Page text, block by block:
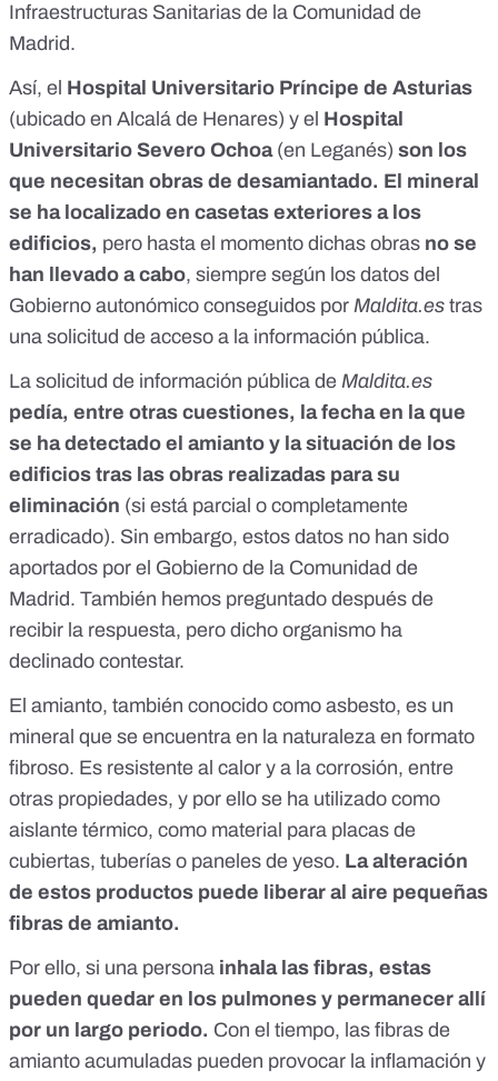
Infraestructuras Sanitarias de la Comunidad de
Madrid.
Así, el Hospital Universitario Príncipe de Asturias
(ubicado en Alcalá de Henares) y el Hospital
Universitario Severo Ochoa(en Leganés) son los
que necesitan obras de desamiantado. El mineral
se ha localizado en casetas exteriores a los
edificios, pero hasta el momento dichas obras no se
han llevado a cabo, siempre según los datos del
Gobierno autonómico conseguidos por Maldita.es tras
una solicitud de acceso a la información pública.
La solicitud de información pública de Maldita.es
pedía, entre otras cuestiones, la fecha en la que
se ha detectado el amianto y la situación de los
edificios tras las obras realizadas para su
eliminación (si está parcial o completamente
erradicado). Sin embargo, estos datos no han sido
aportados por el Gobierno de la Comunidad de
Madrid. También hemos preguntado después de
recibir la respuesta, pero dicho organismo ha
declinado contestar.
El amianto, también conocido como asbesto, es un
mineral que se encuentra en la naturaleza en formato
fibroso. Es resistente al calor y a la corrosión, entre
otras propiedades, y por ello se ha utilizado como
aislante térmico, como material para placas de
cubiertas, tuberías o paneles de yeso. La alteración
de estos productos puede liberar al aire pequeñas
fibras de amianto.
Por ello, si una persona inhala las fibras, estas
pueden quedar en los pulmones y permanecer allí
por un largo periodo. Con el tiempo, las fibras de
amianto acumuladas pueden provocar la inflamación y